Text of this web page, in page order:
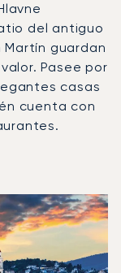
del antiguo
guardan
Pasee por
casas
cuenta con